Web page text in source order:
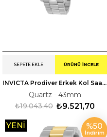
INVICTA Prodiver Erkek Kol Saati 230951
Quartz - 43mm
₺9.521,70
₺19.043,40
SEPETE EKLE ÜRÜNÜ İNCELE
%50
İndirim
YENI